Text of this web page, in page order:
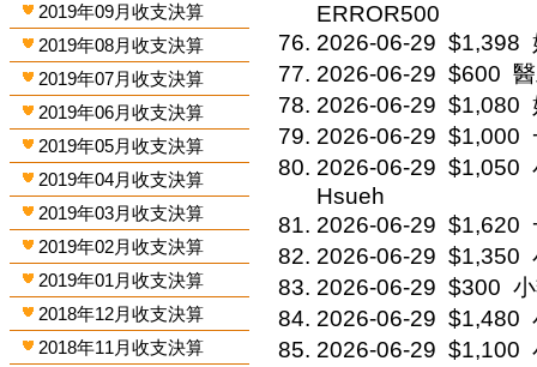
2019年09月收支決算
2019年08月收支決算
2019年07月收支決算
2019年06月收支決算
2019年05月收支決算
2019年04月收支決算
2019年03月收支決算
2019年02月收支決算
2019年01月收支決算
2018年12月收支決算
2018年11月收支決算
ERROR500
2026-06-29 $1,398
2026-06-29 $600
2026-06-29 $1,080
2026-06-29 $1,000
2026-06-29 $1,050
Hsueh
2026-06-29 $1,620
2026-06-29 $1,350
2026-06-29 $300
2026-06-29 $1,480
2026-06-29 $1,100